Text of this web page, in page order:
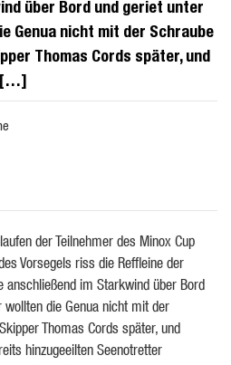
über Bord und geriet unter
Genua nicht mit der Schraube
Thomas Cords später, und
der Teilnehmer des Minox Cup
Vorsegels riss die Reffleine der
anschließend im Starkwind über Bord
wollten die Genua nicht mit der
Thomas Cords später, und
hinzugeeilten Seenotretter